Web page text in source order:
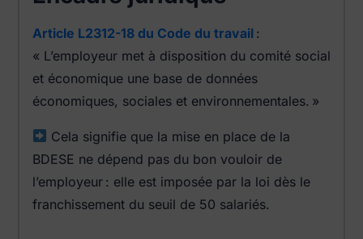
Article L2312-18 du Code du travail:
« L’employeur met à disposition du comité social
et économique une base de données
économiques, sociales et environnementales. »
Cela signifie que la mise en place de la
BDESE ne dépend pas du bon vouloir de
l’employeur : elle est imposée par la loi dès le
franchissement du seuil de 50 salariés.